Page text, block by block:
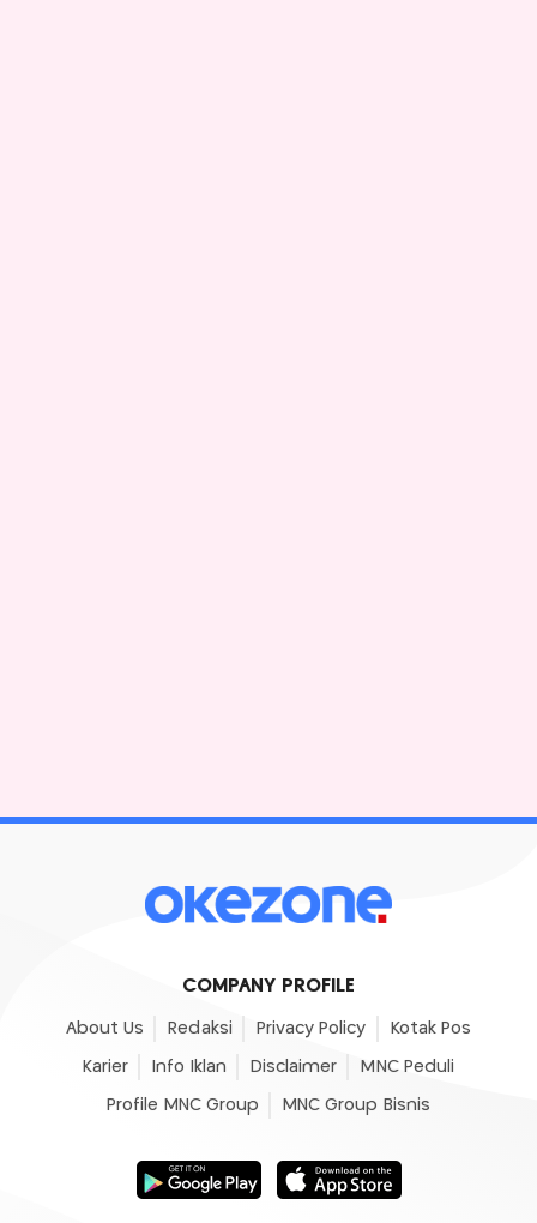
COMPANY PROFILE
About Us Redaksi Privacy Policy Kotak Pos
Karier Info Iklan Disclaimer MNC Peduli
Profile MNC Group MNC Group Bisnis